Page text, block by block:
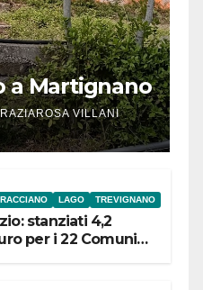
a Martignano
VILLANI
LAGO TREVIGNANO
stanziati 4,2
per i 22 Comuni